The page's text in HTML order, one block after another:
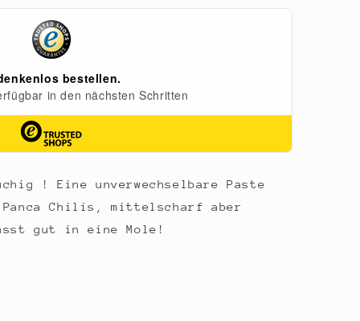
! Eine unverwechselbare Paste
Panca Chilis, mittelscharf aber
gut in eine Mole!